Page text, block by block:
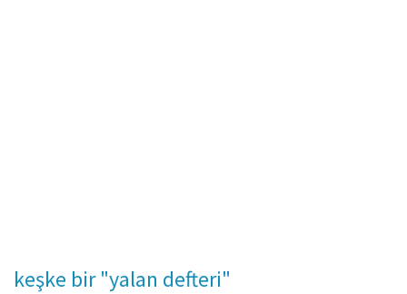
keşke bir "yalan defteri"